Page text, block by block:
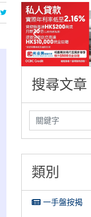
搜尋文章
類別
一手盤按揭